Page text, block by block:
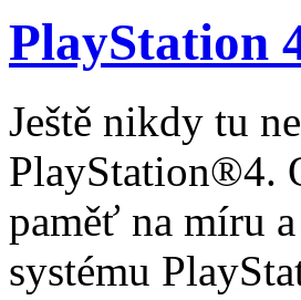
PlayStation
Ještě nikdy tu
PlayStation®4.
paměť na míru
systému